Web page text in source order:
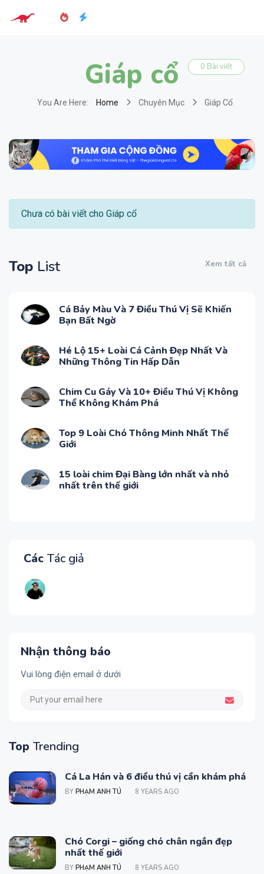
Giáp cổ 0 Bài viết
You Are Here: Home Chuyên Mục Giáp Cổ
Chưa có bài viết cho Giáp cổ
Top List Xem tất cả
Cá Bảy Màu Và 7 Điều Thú Vị Sẽ Khiến
Bạn Bất Ngờ
Hé Lộ 15+ Loài Cá Cảnh Đẹp Nhất Và
Những Thông Tin Hấp Dẫn
Chim Cu Gáy Và 10+ Điều Thú Vị Không
Thể Không Khám Phá
Top 9 Loài Chó Thông Minh Nhất Thế
Giới
15 loài chim Đại Bàng lớn nhất và nhỏ
nhất trên thế giới
Các Tác giả
Nhận thông báo
Vui lòng điện email ở dưới
Top Trending
Cá La Hán và 6 điều thú vị cần khám phá
BY PHẠM ANH TÚ 8 YEARS AGO
Chó Corgi – giống chó chân ngắn đẹp
nhất thế giới
BY PHẠM ANH TÚ 8 YEARS AGO